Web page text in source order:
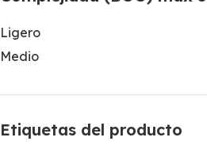
Ligero
Medio
Etiquetas del producto